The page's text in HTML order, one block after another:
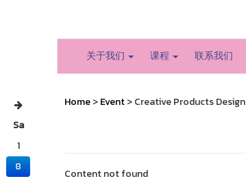
关于我们 课程 联系我们
Sa
1
8
Home>Event> Creative Products Design
Content not found